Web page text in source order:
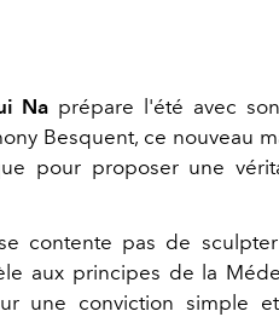
Na prépare l'été avec
Besquent, ce nouveau
pour proposer une
contente pas de
aux principes de la
une conviction simple